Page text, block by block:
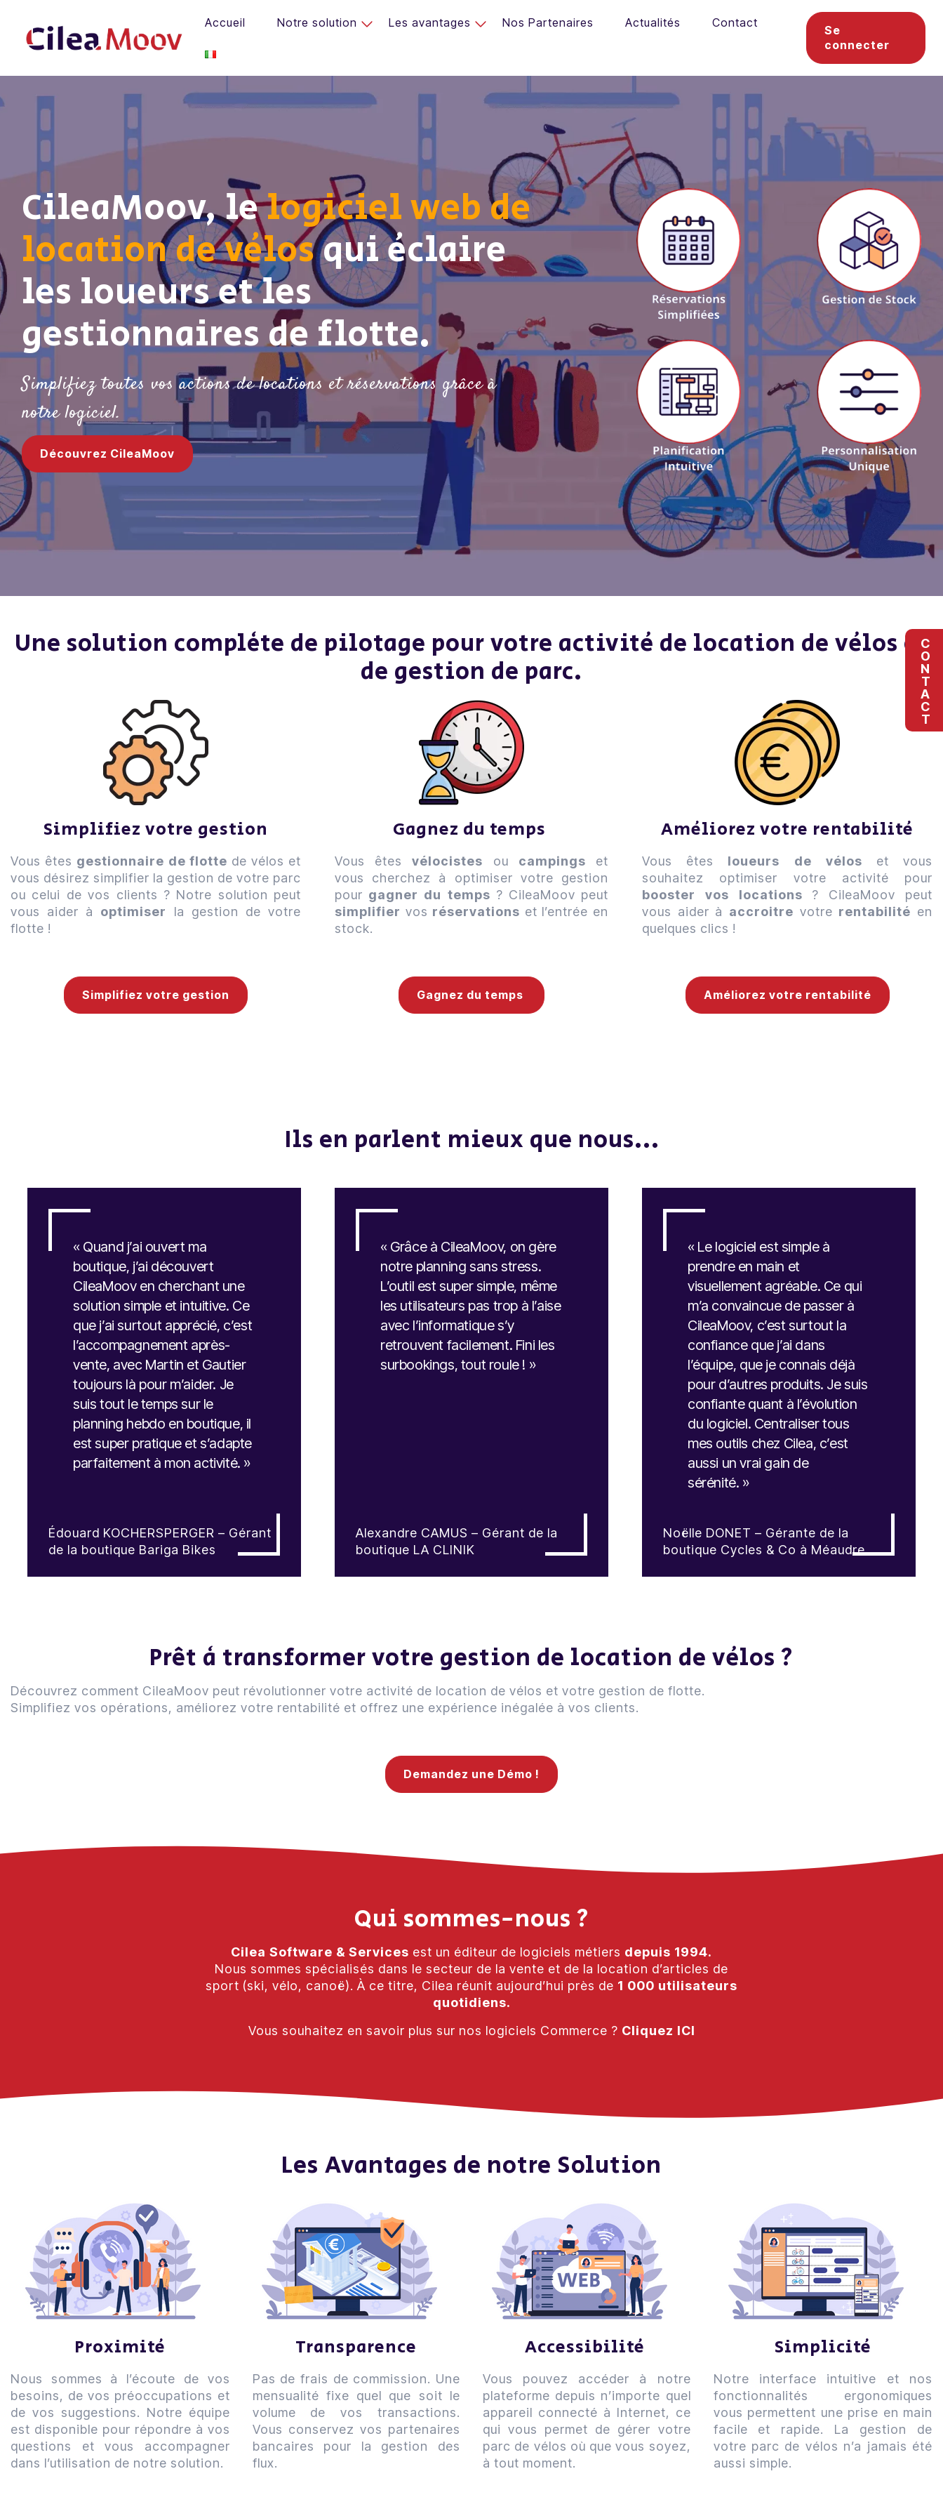
Accueil Notre solution Les avantages Nos Partenaires Actualités Contact
Se
connecter
Accueil
Notre solution
Les avantages
Nos Partenaires
Actualités
Contact
CileaMoov, lelogiciel web de
location de vélosqui éclaire
les loueurs et les
gestionnaires de flotte.
Simplifiez toutes vos actions de locations et réservations grâce à
notre logiciel.
Découvrez CileaMoov
Une solution complète de pilotage pour votre activité de location de vélos et
de gestion de parc.
Simplifiez votre gestion
Vous êtes gestionnaire de flotte de vélos et
vous désirez simplifier la gestion de votre parc
ou celui de vos clients ? Notre solution peut
vous aider à optimiser
la gestion de votre
flotte !
Simplifiez votre gestion
Gagnez du temps
Vous êtesvélocistes ou campings et
vous cherchez à optimiser votre gestion
pour gagner du temps ? CileaMoov peut
simplifier vos réservations et l’entrée en
stock.
Gagnez du temps
Améliorez votre rentabilité
Vous êtes loueurs de vélos et vous
souhaitez optimiser votre activité pour
booster vos locations ? CileaMoov peut
vous aider à accroitre votre rentabilité en
quelques clics !
Améliorez votre rentabilité
Ils en parlent mieux que nous...
« Quand j’ai ouvert ma
boutique, j’ai découvert
CileaMoov en cherchant une
solution simple et intuitive. Ce
que j’ai surtout apprécié, c’est
l’accompagnement après-
vente, avec Martin et Gautier
toujours là pour m’aider. Je
suis tout le temps sur le
planning hebdo en boutique, il
est super pratique et s’adapte
parfaitement à mon activité. »
Édouard KOCHERSPERGER – Gérant
de la boutique Bariga Bikes
« Grâce à CileaMoov, on gère
notre planning sans stress.
L’outil est super simple, même
les utilisateurs pas trop à l’aise
avec l’informatique s’y
retrouvent facilement. Fini les
surbookings, tout roule ! »
Alexandre CAMUS – Gérant de la
boutique LA CLINIK
« Le logiciel est simple à
prendre en main et
visuellement agréable. Ce qui
m’a convaincue de passer à
CileaMoov, c’est surtout la
confiance que j’ai dans
l’équipe, que je connais déjà
pour d’autres produits. Je suis
confiante quant à l’évolution
du logiciel. Centraliser tous
mes outils chez Cilea, c’est
aussi un vrai gain de
sérénité. »
Noëlle DONET – Gérante de la
boutique Cycles & Co à Méaudre
Prêt à transformer votre gestion de location de vélos ?
Découvrez comment CileaMoov peut révolutionner votre activité de location de vélos et votre gestion de flotte.
Simplifiez vos opérations, améliorez votre rentabilité et offrez une expérience inégalée à vos clients.
Demandez une Démo !
Qui sommes-nous ?
Cilea Software & Services est un éditeur de logiciels métiers depuis 1994.
Nous sommes spécialisés dans le secteur de la vente et de la location d’articles de
sport (ski, vélo, canoë). À ce titre, Cilea réunit aujourd’hui près de 1 000 utilisateurs
quotidiens.
Vous souhaitez en savoir plus sur nos logiciels Commerce ? Cliquez ICI
Les Avantages de notre Solution
Proximité
Nous sommes à l’écoute de vos
besoins, de vos préoccupations et
de vos suggestions. Notre équipe
est disponible pour répondre à vos
questions et vous accompagner
dans l’utilisation de notre solution.
Transparence
Pas de frais de commission. Une
mensualité fixe quel que soit le
volume de vos transactions.
Vous conservez vos partenaires
bancaires pour la gestion des
flux.
Accessibilité
Vous pouvez accéder à notre
plateforme depuis n’importe quel
appareil connecté à Internet, ce
qui vous permet de gérer votre
parc de vélos où que vous soyez,
à tout moment.
Simplicité
Notre interface intuitive et nos
fonctionnalités ergonomiques
vous permettent une prise en main
facile et rapide. La gestion de
votre parc de vélos n’a jamais été
aussi simple.
CONTACT